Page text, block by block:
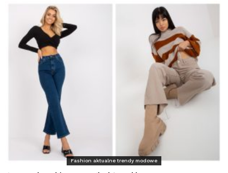
Fashion aktualne trendy modowe